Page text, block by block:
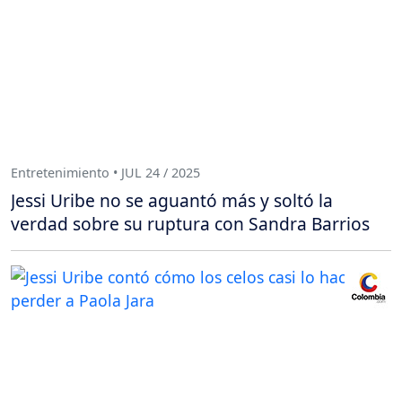
Entretenimiento • JUL 24 / 2025
Jessi Uribe no se aguantó más y soltó la
verdad sobre su ruptura con Sandra Barrios